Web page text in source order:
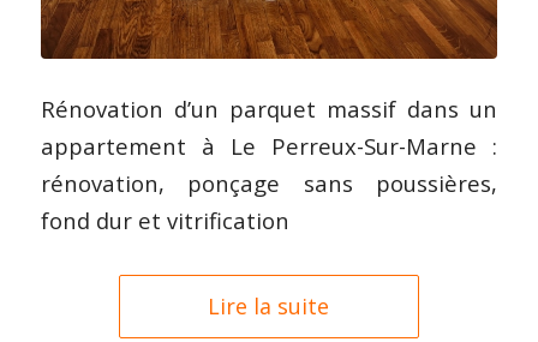
Rénovation d’un parquet massif dans un
appartement à Le Perreux-Sur-Marne :
rénovation, ponçage sans poussières,
fond dur et vitrification
Lire la suite